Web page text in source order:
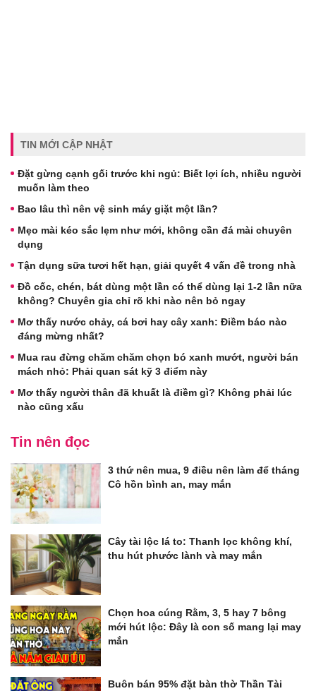
TIN MỚI CẬP NHẬT
Đặt gừng cạnh gối trước khi ngủ: Biết lợi ích, nhiều người
muốn làm theo
Bao lâu thì nên vệ sinh máy giặt một lần?
Mẹo mài kéo sắc lẹm như mới, không cần đá mài chuyên
dụng
Tận dụng sữa tươi hết hạn, giải quyết 4 vấn đề trong nhà
Đồ cốc, chén, bát dùng một lần có thể dùng lại 1-2 lần nữa
không? Chuyên gia chỉ rõ khi nào nên bỏ ngay
Mơ thấy nước chảy, cá bơi hay cây xanh: Điềm báo nào
đáng mừng nhất?
Mua rau đừng chăm chăm chọn bó xanh mướt, người bán
mách nhỏ: Phải quan sát kỹ 3 điểm này
Mơ thấy người thân đã khuất là điềm gì? Không phải lúc
nào cũng xấu
Tin nên đọc
3 thứ nên mua, 9 điều nên làm để tháng
Cô hồn bình an, may mắn
Cây tài lộc lá to: Thanh lọc không khí,
thu hút phước lành và may mắn
Chọn hoa cúng Rằm, 3, 5 hay 7 bông
mới hút lộc: Đây là con số mang lại may
mắn
Buôn bán 95% đặt bàn thờ Thần Tài